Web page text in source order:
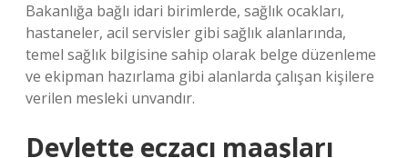
Bakanlığa bağlı idari birimlerde, sağlık ocakları,
hastaneler, acil servisler gibi sağlık alanlarında,
temel sağlık bilgisine sahip olarak belge düzenleme
ve ekipman hazırlama gibi alanlarda çalışan kişilere
verilen mesleki unvandır.
Devlette eczacı maaşları